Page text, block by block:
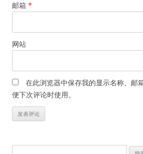
邮箱 *
网站
在此浏览器中保存我的显示名称、邮
便下次评论时使用。